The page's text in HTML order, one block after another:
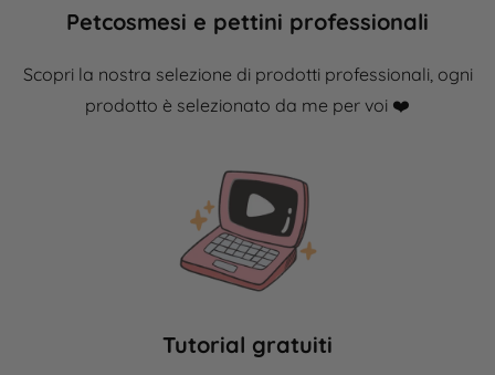
Petcosmesi e pettini professionali
Scopri la nostra selezione di prodotti professionali, ogni
prodotto è selezionato da me per voi ❤️​
Tutorial gratuiti